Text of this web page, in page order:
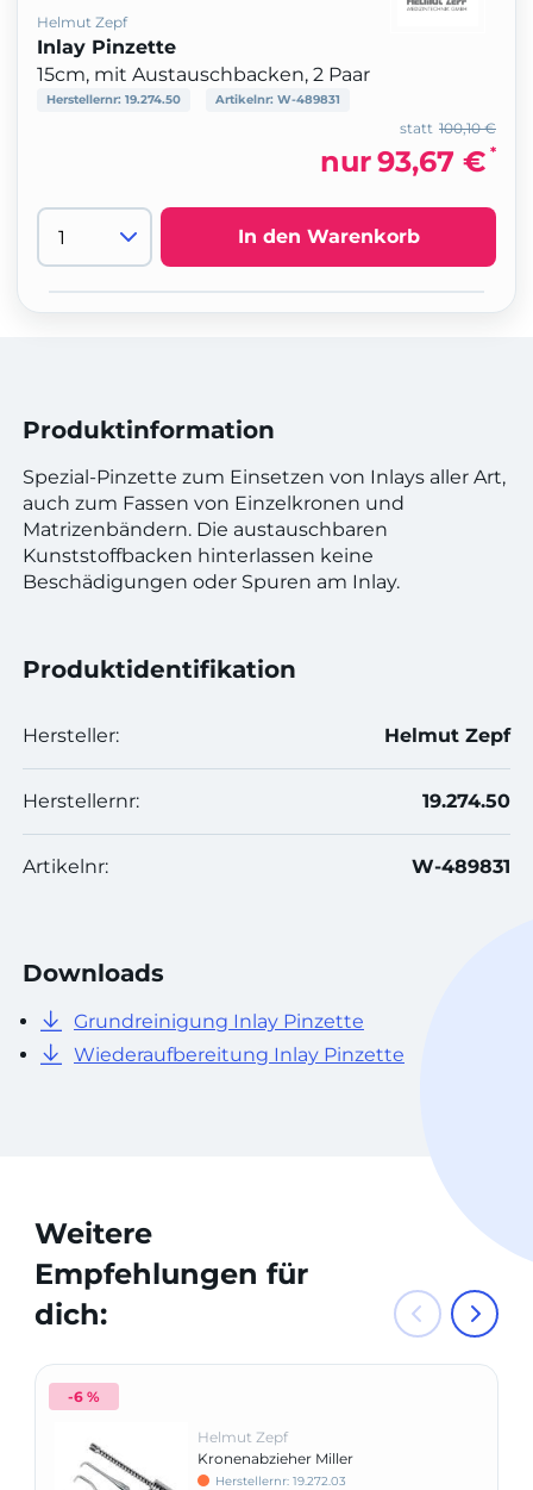
Helmut Zepf
Inlay Pinzette
15cm, mit Austauschbacken, 2 Paar
Herstellernr: 19.274.50 Artikelnr: W-489831
100,10 €
statt
nur93,67 € *
In den Warenkorb
Produktinformation
Spezial-Pinzette zum Einsetzen von Inlays aller Art,
auch zum Fassen von Einzelkronen und
Matrizenbändern. Die austauschbaren
Kunststoffbacken hinterlassen keine
Beschädigungen oder Spuren am Inlay.
Produktidentifikation
Hersteller: Helmut Zepf
Herstellernr: 19.274.50
Artikelnr: W-489831
Downloads
Grundreinigung Inlay Pinzette
Wiederaufbereitung Inlay Pinzette
Weitere
Empfehlungen für
dich:
-6 %
Helmut Zepf
Kronenabzieher Miller
Herstellernr: 19.272.03